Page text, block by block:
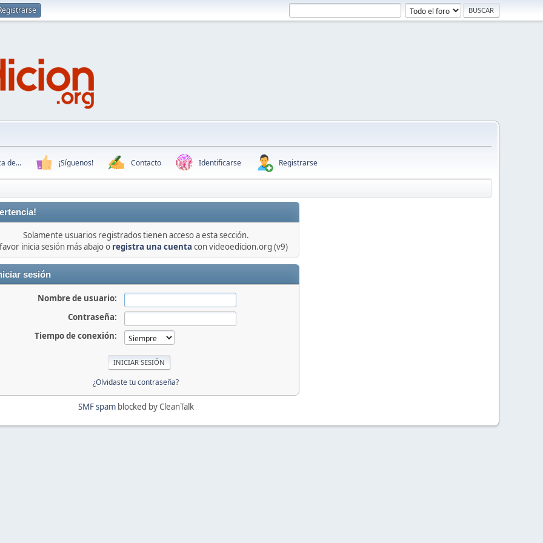
de... ¡Síguenos! Contacto Identificarse Registrarse
Solamente usuarios registrados tienen acceso a esta sección.
inicia sesión más abajo o registra una cuenta con videoedicion.org (v9)
sesión
Nombre de usuario:
Contraseña:
Tiempo de conexión:
¿Olvidaste tu contraseña?
SMF spamblocked by CleanTalk